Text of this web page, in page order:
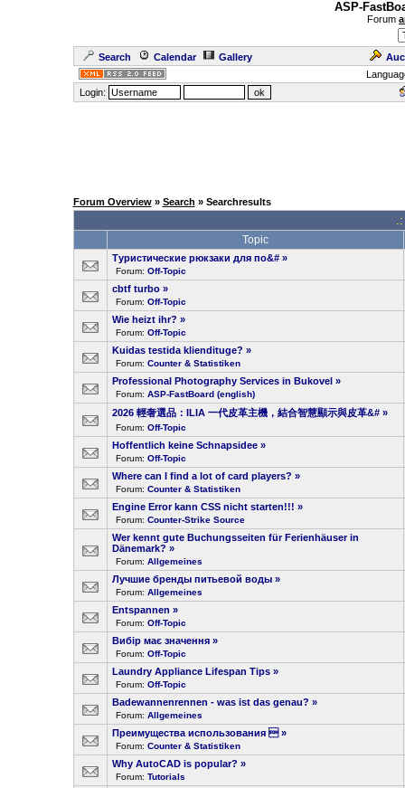
ASP-
Forum
Search Calendar Gallery
Login:
Forum Overview» Search » Searchresults
Topic
Туристические рюкзаки для по&# »
Forum: Off-Topic
cbtf turbo »
Forum: Off-Topic
Wie heizt ihr? »
Forum: Off-Topic
Kuidas testida kliendituge? »
Forum: Counter & Statistiken
Professional Photography Services in Bukovel »
Forum: ASP-FastBoard (english)
2026 輕奢選品：ILIA 一代皮革主機，結合智慧顯示與皮革&# »
Forum: Off-Topic
Hoffentlich keine Schnapsidee »
Forum: Off-Topic
Where can I find a lot of card players? »
Forum: Counter & Statistiken
Engine Error kann CSS nicht starten!!! »
Forum: Counter-Strike Source
Wer kennt gute Buchungsseiten für Ferienhäuser in
Dänemark? »
Forum: Allgemeines
Лучшие бренды питьевой воды »
Forum: Allgemeines
Entspannen »
Forum: Off-Topic
Вибір має значення »
Forum: Off-Topic
Laundry Appliance Lifespan Tips »
Forum: Off-Topic
Badewannenrennen - was ist das genau? »
Forum: Allgemeines
Преимущества использования  »
Forum: Counter & Statistiken
Why AutoCAD is popular? »
Forum: Tutorials